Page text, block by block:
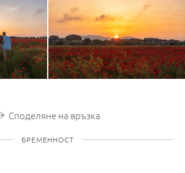
Споделяне на връзка
БРЕМЕННОСТ